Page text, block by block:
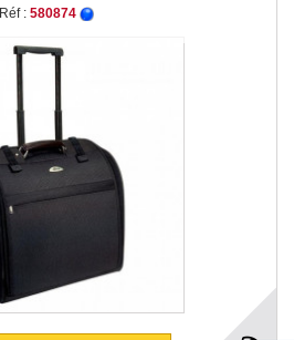
Réf : 580874